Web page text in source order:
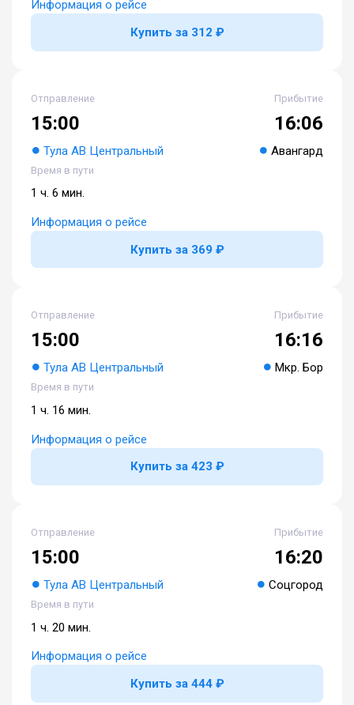
Информация о рейсе
Купить за 312 ₽
Отправление
15:00
Тула АВ Центральный
Прибытие
16:06
Авангард
Время в пути
1 ч. 6 мин.
Информация о рейсе
Купить за 369 ₽
Отправление
15:00
Тула АВ Центральный
Прибытие
16:16
Мкр. Бор
Время в пути
1 ч. 16 мин.
Информация о рейсе
Купить за 423 ₽
Отправление
15:00
Тула АВ Центральный
Прибытие
16:20
Соцгород
Время в пути
1 ч. 20 мин.
Информация о рейсе
Купить за 444 ₽